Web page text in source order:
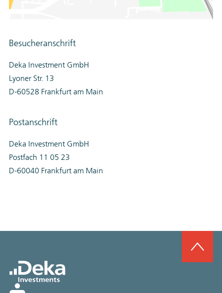
Besucheranschrift
Deka Investment GmbH
Lyoner Str. 13
D-60528 Frankfurt am Main
Postanschrift
Deka Investment GmbH
Postfach 11 05 23
D-60040 Frankfurt am Main